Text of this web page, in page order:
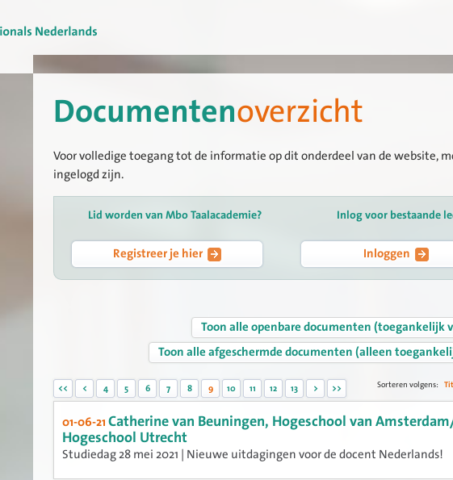
Documentenoverzicht
Voor volledige toegang tot de informatie op dit onderdeel van de website,
ingelogd zijn.
Lid worden van Mbo Taalacademie?
Registreer je hier
Inlog voor bestaande
Inloggen
Toon alle openbare documenten (toegankelijk
Toon alle afgeschermde documenten (alleen
<< < 4 5 6 7 8 9 10 11 12 13 > >> Sorteren volgens:
01-06-21 Catherine van Beuningen, Hogeschool van
Hogeschool Utrecht
Studiedag 28 mei 2021 | Nieuwe uitdagingen voor de docent Nederlands!